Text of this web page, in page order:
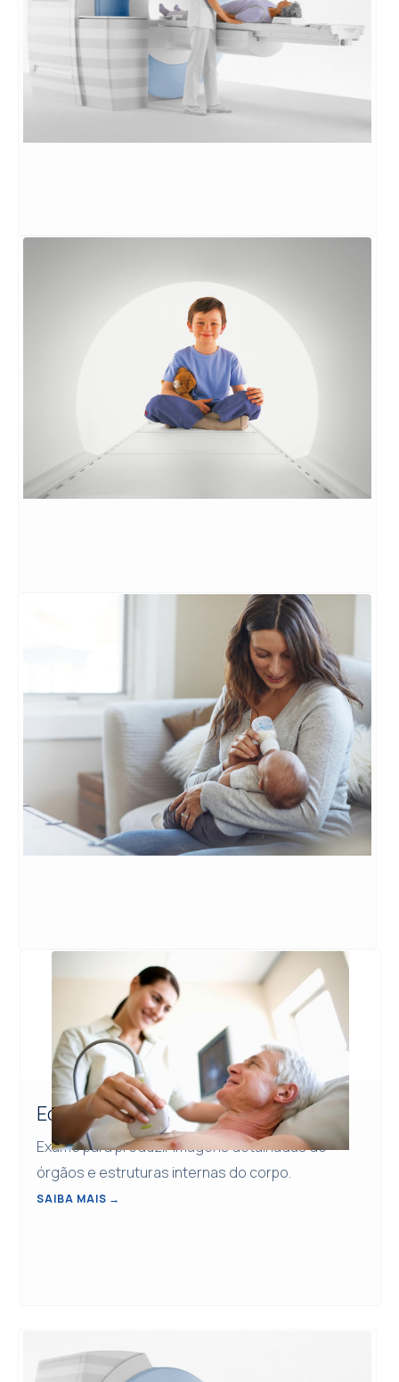
Ressonância Magnética
Exame para produzir imagens detalhadas de
órgãos e estruturas internas do corpo.
Exame para produzir imagens detalhadas de
órgãos e estruturas internas do corpo.
SAIBA MAIS
Exame para produzir imagens detalhadas de
órgãos e estruturas internas do corpo.
SAIBA MAIS→
Ecocardiografia
Exame para produzir imagens detalhadas de
órgãos e estruturas internas do corpo.
SAIBA MAIS →